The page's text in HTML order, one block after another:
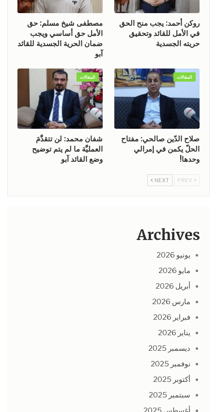
روكن أحمد: يجب منح الحق
في الأمل للقائد وتحقيق
حريته الجسدية
مصطفى شيخ مسلم: حق
الأمل حق أساسي ويجب
ضمان الحرية الجسدية للقائد
آبو
المقالات
صلاح الدّين صالحي: مفتاح
الحلّ يكمن في إمرالي
وحدها!
المقالات
شفان محمد: لن تتقدَّمَ
العمليَّة ما لم يتم توضيح
وضع القائد آبو
NEXT
Archives
يونيو 2026
مايو 2026
أبريل 2026
مارس 2026
فبراير 2026
يناير 2026
ديسمبر 2025
نوفمبر 2025
أكتوبر 2025
سبتمبر 2025